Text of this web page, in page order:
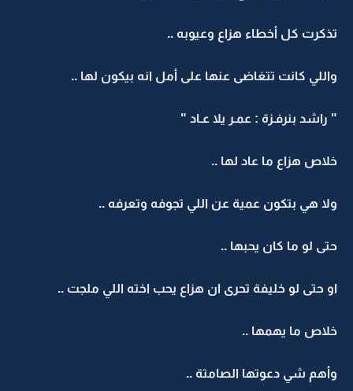
تذكرت كل أخطاء هزاع وعيوبه ..
واللي كانت تتغاضى عنها على أمل انه بيكون لها ..
" راشد بنرفـزة : عمـر يلا عـاد "
خلاص هزاع ما عاد لها ..
ولا هي بتكون عمية عن اللي تجوفه وتعرفه ..
حتى لو ما كان يحبها ..
او حتى لو خليفة تحرى ان هزاع يحب اخته اللي ملجت ..
خلاص ما يهمها ..
وأهم شي دعوتها الصامتة ..